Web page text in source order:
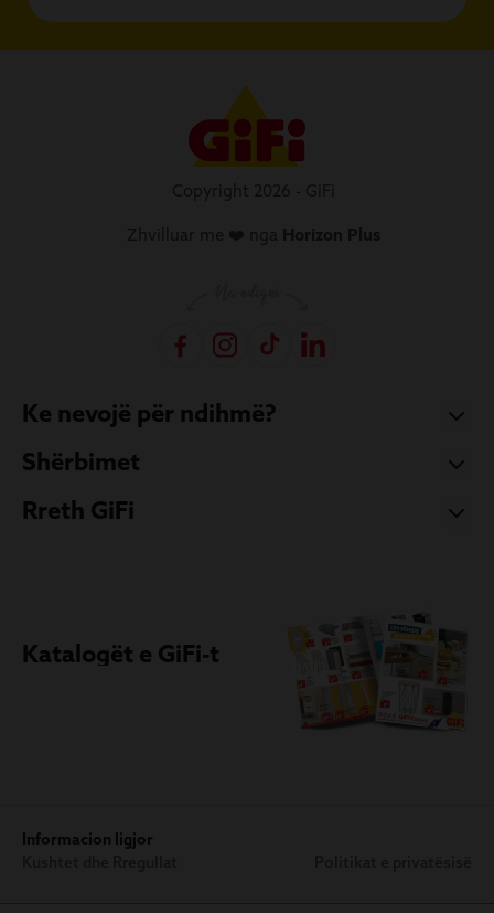
Ke nevojë për ndihmë?
Shërbimet
Rreth GiFi
Katalogët e GiFi-t
Informacion ligjor